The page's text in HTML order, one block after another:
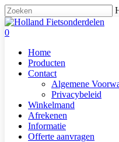
Skip
to
main
Close
Search
search
0
Home
Producten
Contact
Algemene
Privacybeleid
Winkelmand
Afrekenen
Informatie
Offerte aanvragen